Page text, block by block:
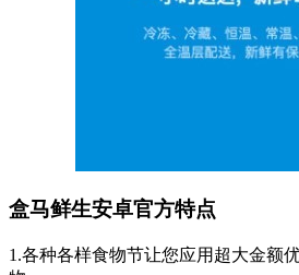
盒马鲜生安卓官方特点
1.各种各样食物节让您应用超大金额